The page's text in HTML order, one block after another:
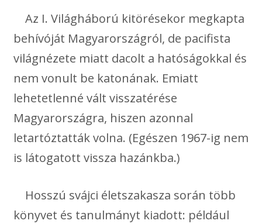
Az I. Világháború kitörésekor megkapta
behívóját Magyarországról, de pacifista
világnézete miatt dacolt a hatóságokkal és
nem vonult be katonának. Emiatt
lehetetlenné vált visszatérése
Magyarországra, hiszen azonnal
letartóztatták volna. (Egészen 1967-ig nem
is látogatott vissza hazánkba.)
Hosszú svájci életszakasza során több
könyvet és tanulmányt kiadott: például